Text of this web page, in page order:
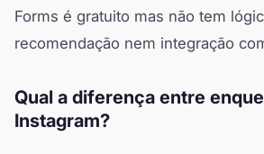
Forms é gratuito mas não tem
recomendação nem integração
Qual a diferença entre
Instagram?